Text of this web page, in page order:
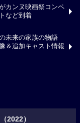
カンヌ映画祭コンペ
など到着
未来の家族の物語
＆追加キャスト情報
2022）